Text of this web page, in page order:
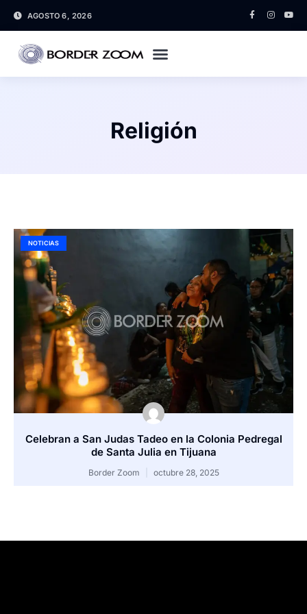
AGOSTO 6, 2026
Religión
NOTICIAS
Celebran a San Judas Tadeo en la Colonia Pedregal
de Santa Julia en Tijuana
Border Zoom octubre 28, 2025